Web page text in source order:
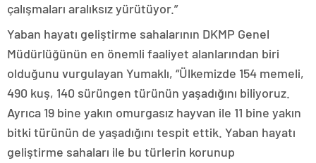
çalışmaları aralıksız yürütüyor.”
Yaban hayatı geliştirme sahalarının DKMP Genel
Müdürlüğünün en önemli faaliyet alanlarından biri
olduğunu vurgulayan Yumaklı, “Ülkemizde 154 memeli,
490 kuş, 140 sürüngen türünün yaşadığını biliyoruz.
Ayrıca 19 bine yakın omurgasız hayvan ile 11 bine yakın
bitki türünün de yaşadığını tespit ettik. Yaban hayatı
geliştirme sahaları ile bu türlerin korunup